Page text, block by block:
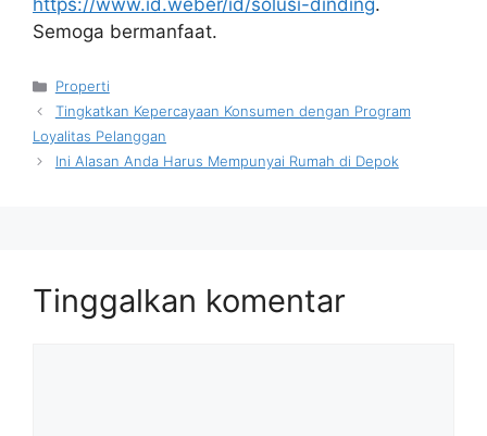
https://www.id.weber/id/solusi-dinding.
Semoga bermanfaat.
Kategori
Properti
Tingkatkan Kepercayaan Konsumen dengan Program
Loyalitas Pelanggan
Ini Alasan Anda Harus Mempunyai Rumah di Depok
Tinggalkan komentar